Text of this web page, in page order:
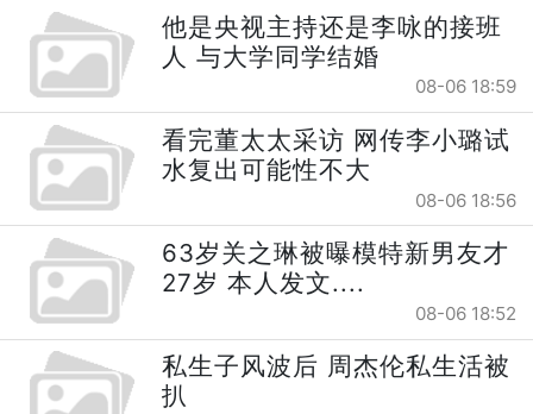
他是央视主持还是李咏的接班
人 与大学同学结婚
08-06 18:59
看完董太太采访 网传李小璐试
水复出可能性不大
08-06 18:56
63岁关之琳被曝模特新男友才
27岁 本人发文....
08-06 18:52
私生子风波后 周杰伦私生活被
扒